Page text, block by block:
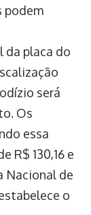
podem
da placa do
será
Os
essa
R$ 130,16 e
Nacional de
o